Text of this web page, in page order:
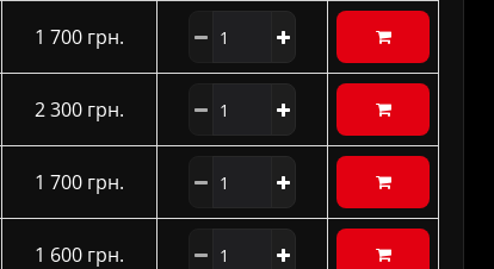
1 700 грн.
2 300 грн.
1 700 грн.
1 600 грн.